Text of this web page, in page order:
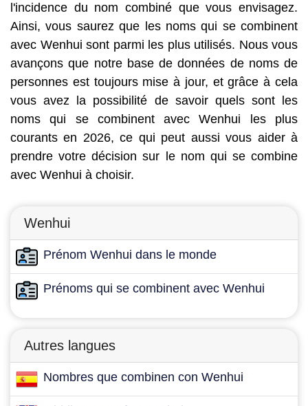
l'incidence du nom combiné que vous envisagez.
Ainsi, vous saurez que les noms qui se combinent
avec Wenhui sont parmi les plus utilisés. Nous vous
avançons que notre base de données de noms de
personnes est toujours mise à jour, et grâce à cela
vous avez la possibilité de savoir quels sont les
noms qui se combinent avec Wenhui les plus
courants en 2026, ce qui peut aussi vous aider à
prendre votre décision sur le nom qui se combine
avec Wenhui à choisir.
Wenhui
Prénom Wenhui dans le monde
Prénoms qui se combinent avec Wenhui
Autres langues
Nombres que combinen con Wenhui